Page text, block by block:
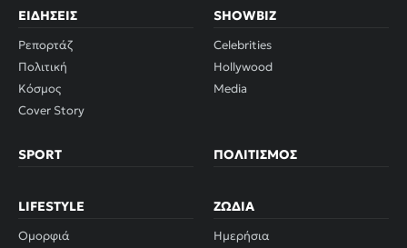
ΕΙΔΉΣΕΙΣ
Ρεπορτάζ
Πολιτική
Κόσμος
Cover Story
SHOWBIZ
Celebrities
Hollywood
Media
SPORT ΠΟΛΙΤΙΣΜΌΣ
LIFESTYLE
Ομορφιά
ΖΏΔΙΑ
Ημερήσια